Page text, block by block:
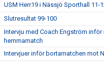
USM Herr19 i Nässjö Sporthall 11-
Slutresultat 99-100
Intervju med Coach Engström
hemmamatch
Intervjuer inför bortamatchen mot